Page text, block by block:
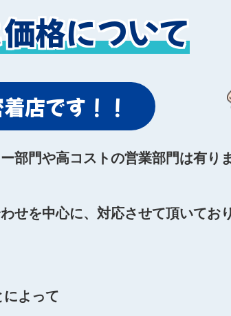
格について
店です！！
部門や高コストの営業部門は有りま
せを中心に、対応させて頂いており
によって